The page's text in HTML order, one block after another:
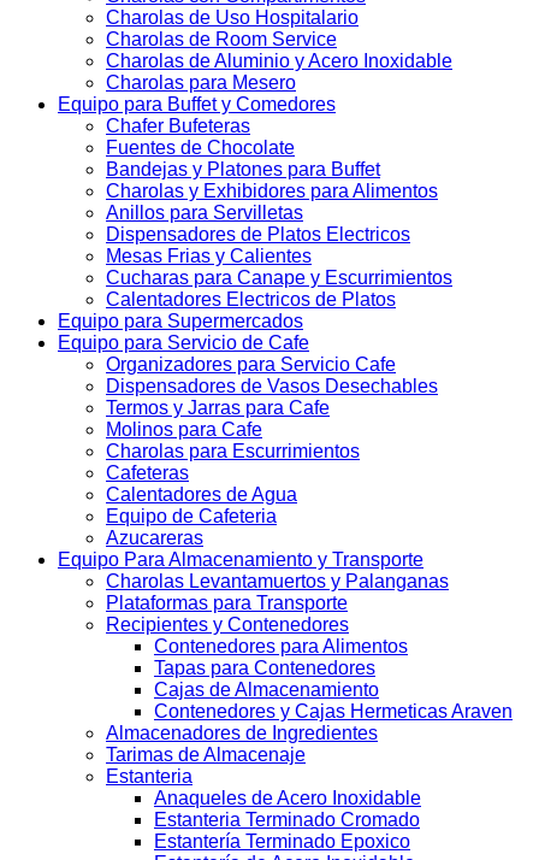
Charolas de Uso Hospitalario
Charolas de Room Service
Charolas de Aluminio y Acero Inoxidable
Charolas para Mesero
Equipo para Buffet y Comedores
Chafer Bufeteras
Fuentes de Chocolate
Bandejas y Platones para Buffet
Charolas y Exhibidores para Alimentos
Anillos para Servilletas
Dispensadores de Platos Electricos
Mesas Frias y Calientes
Cucharas para Canape y Escurrimientos
Calentadores Electricos de Platos
Equipo para Supermercados
Equipo para Servicio de Cafe
Organizadores para Servicio Cafe
Dispensadores de Vasos Desechables
Termos y Jarras para Cafe
Molinos para Cafe
Charolas para Escurrimientos
Cafeteras
Calentadores de Agua
Equipo de Cafeteria
Azucareras
Equipo Para Almacenamiento y Transporte
Charolas Levantamuertos y Palanganas
Plataformas para Transporte
Recipientes y Contenedores
Contenedores para Alimentos
Tapas para Contenedores
Cajas de Almacenamiento
Contenedores y Cajas Hermeticas Araven
Almacenadores de Ingredientes
Tarimas de Almacenaje
Estanteria
Anaqueles de Acero Inoxidable
Estanteria Terminado Cromado
Estantería Terminado Epoxico